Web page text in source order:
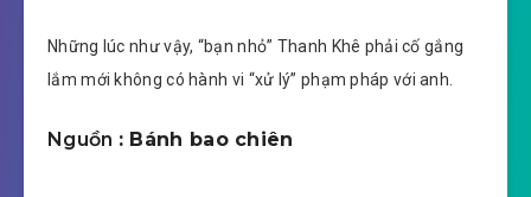
Những lúc như vậy, “bạn nhỏ” Thanh Khê phải cố gắng
lắm mới không có hành vi “xử lý” phạm pháp với anh.
Nguồn : Bánh bao chiên